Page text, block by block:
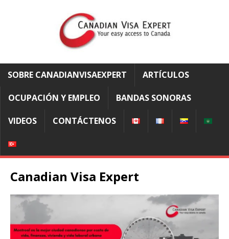
SOBRE CANADIANVISAEXPERT ARTÍCULOS
OCUPACIÓN Y EMPLEO BANDAS SONORAS
VIDEOS CONTÁCTENOS
Canadian Visa Expert